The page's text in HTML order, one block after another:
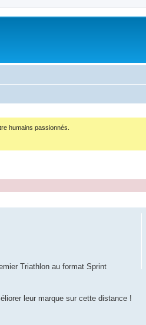
humains passionnés.
Triathlon au format Sprint
leur marque sur cette distance !